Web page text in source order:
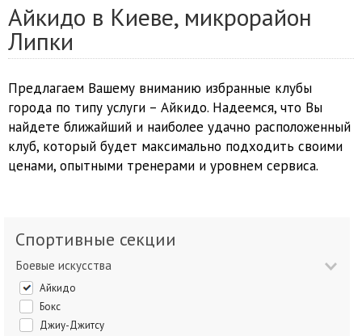
Айкидо в Киеве, микрорайон
Липки
Предлагаем Вашему вниманию избранные клубы
города по типу услуги – Айкидо. Надеемся, что Вы
найдете ближайший и наиболее удачно расположенный
клуб, который будет максимально подходить своими
ценами, опытными тренерами и уровнем сервиса.
Спортивные секции
Боевые искусства
Айкидо
Бокс
Джиу-Джитсу